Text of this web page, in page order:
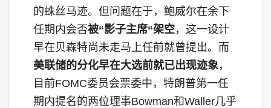
的蛛丝马迹。但问题在于，鲍威尔在余下
任期内会否被“影子主席“架空，这一设计
早在贝森特尚未走马上任前就曾提出。而
美联储的分化早在大选前就已出现迹象，
目前FOMC委员会票委中，特朗普第一任
期内提名的两位理事Bowman和Waller几乎